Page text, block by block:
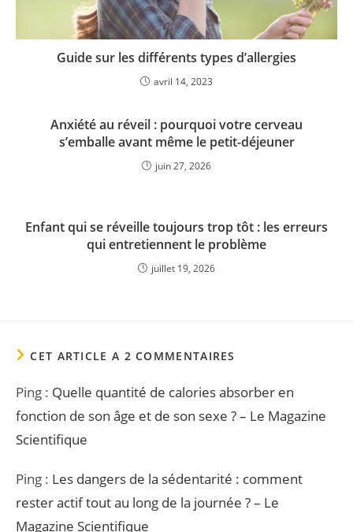
Guide sur les différents types d’allergies
avril 14, 2023
Anxiété au réveil : pourquoi votre cerveau
s’emballe avant même le petit-déjeuner
juin 27, 2026
Enfant qui se réveille toujours trop tôt : les erreurs
qui entretiennent le problème
juillet 19, 2026
CET ARTICLE A 2 COMMENTAIRES
Ping : Quelle quantité de calories absorber en
fonction de son âge et de son sexe ? – Le Magazine
Scientifique
Ping : Les dangers de la sédentarité : comment
rester actif tout au long de la journée ? – Le
Magazine Scientifique